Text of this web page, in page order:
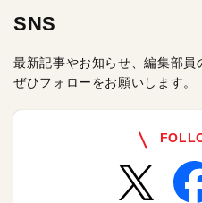
SNS
最新記事やお知らせ、編集部員
ぜひフォローをお願いします。